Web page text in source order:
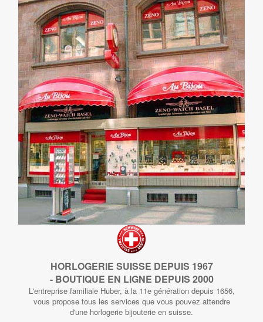
HORLOGERIE SUISSE DEPUIS 1967
- BOUTIQUE EN LIGNE DEPUIS 2000
L'entreprise familiale Huber, à la 11e génération depuis 1656,
vous propose tous les services que vous pouvez attendre
d'une horlogerie bijouterie en suisse.